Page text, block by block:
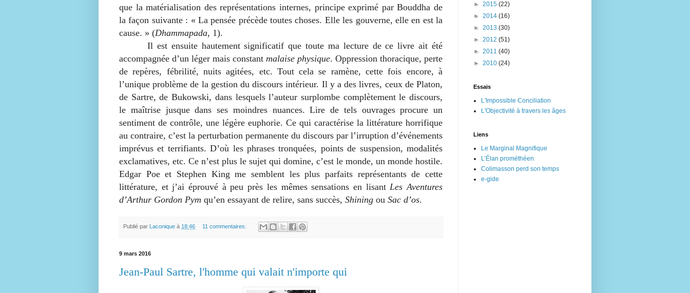
que la matérialisation des représentations internes, principeexprimé par Bouddha de
la façon suivante : « La pensée précède toutes choses. Elle les gouverne, elle en est la
cause. » (Dhammapada, 1).
Il est ensuite hautement significatif que toute ma lecture de ce livre ait été
accompagnée d’un léger mais constant malaise physique. Oppression thoracique, perte
de repères, fébrilité, nuits agitées, etc. Tout cela se ramène, cette fois encore, à
l’unique problème de la gestion du discours intérieur. Il y a des livres, ceux de Platon,
de Sartre, de Bukowski, danslesquels l’auteur surplombe complètement le discours,
le maîtrise jusque dans ses moindres nuances. Lire de tels ouvrages procure un
sentiment de contrôle, une légère euphorie. Ce qui caractérise la littérature horrifique
au contraire, c’est la perturbation permanente du discours par l’irruption d’événements
imprévus et terrifiants. D’où les phrases tronquées, points de suspension, modalités
exclamatives, etc. Ce n’est plus le sujet qui domine, c’est le monde, un monde hostile.
Edgar Poe et Stephen King me semblent les plus parfaits représentants de cette
littérature, et j’ai éprouvé à peu près les mêmes sensations en lisant Les Aventures
d’Arthur Gordon Pym qu’en essayant de relire, sans succès, Shining ou Sac d’os.
Publié par Laconique à 18:46 11 commentaires:
9 mars 2016
Jean-Paul Sartre, l'homme qui valait n'importe qui
► 2015 (22)
► 2014 (16)
► 2013 (30)
► 2012 (51)
► 2011 (40)
► 2010 (24)
Essais
L'Impossible Conciliation
L'Objectivité à travers les âges
Liens
Le Marginal Magnifique
L’Élan prométhéen
Colimasson perd son temps
e-gide